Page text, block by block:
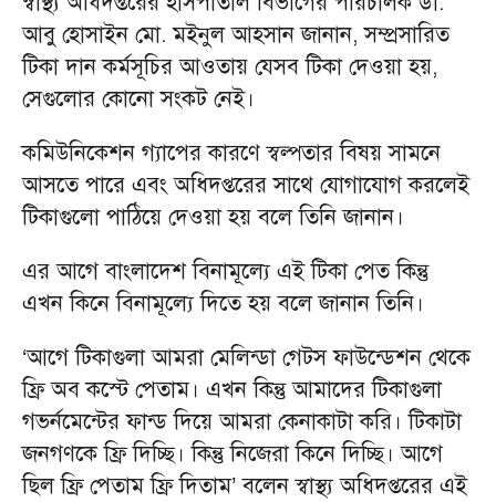
আবু হোসাইন মো. মইনুল আহসান জানান, সম্প্রসারিত
টিকা দান কর্মসূচির আওতায় যেসব টিকা দেওয়া হয়,
সেগুলোর কোনো সংকট নেই।
কমিউনিকেশন গ্যাপের কারণে স্বল্পতার বিষয় সামনে
আসতে পারে এবং অধিদপ্তরের সাথে যোগাযোগ করলেই
টিকাগুলো পাঠিয়ে দেওয়া হয় বলে তিনি জানান।
এর আগে বাংলাদেশ বিনামূল্যে এই টিকা পেত কিন্তু
এখন কিনে বিনামূল্যে দিতে হয় বলে জানান তিনি।
‘আগে টিকাগুলা আমরা মেলিন্ডা গেটস ফাউন্ডেশন থেকে
ফ্রি অব কস্টে পেতাম। এখন কিন্তু আমাদের টিকাগুলা
গভর্নমেন্টের ফান্ড দিয়ে আমরা কেনাকাটা করি। টিকাটা
জনগণকে ফ্রি দিচ্ছি। কিন্তু নিজেরা কিনে দিচ্ছি। আগে
ছিল ফ্রি পেতাম ফ্রি দিতাম’ বলেন স্বাস্থ্য অধিদপ্তরের এই